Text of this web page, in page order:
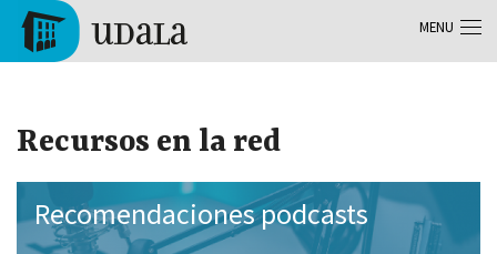
Aller au contenu principal
Recursos en la red
Recomendaciones podcasts
MENU